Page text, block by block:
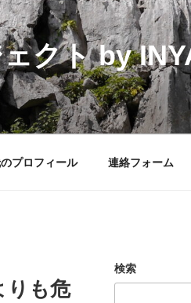
クト by
プロフィール 連絡フォーム
りも危
検索